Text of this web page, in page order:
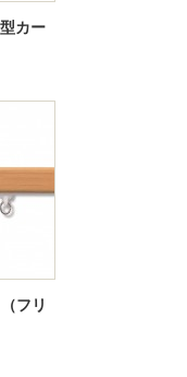
カー
フリ